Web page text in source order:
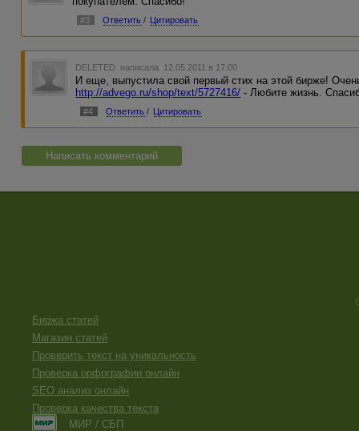
#3 Ответить / Цитировать
DELETED написала 12.05.2011 в 17:00
И еще, выпустила свой первый стих на этой бирже!
http://advego.ru/shop/text/5727416/ - Любите жизнь.
#4 Ответить / Цитировать
Написать комментарий
Биржа статей
Магазин статей
Проверить текст на уникальность
Проверка орфографии онлайн
SEO анализ онлайн
Проверка качества текста
МИР / СБП